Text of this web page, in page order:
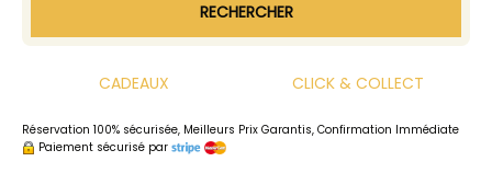
RECHERCHER
CADEAUX CLICK & COLLECT
Réservation 100% sécurisée, Meilleurs Prix Garantis, Confirmation Immédiate
Paiement sécurisé par